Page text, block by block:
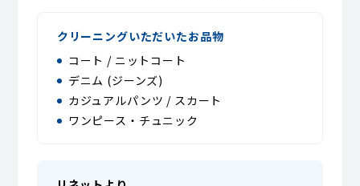
クリーニングいただいたお品物
コート / ニットコート
デニム (ジーンズ)
カジュアルパンツ / スカート
ワンピース・チュニック